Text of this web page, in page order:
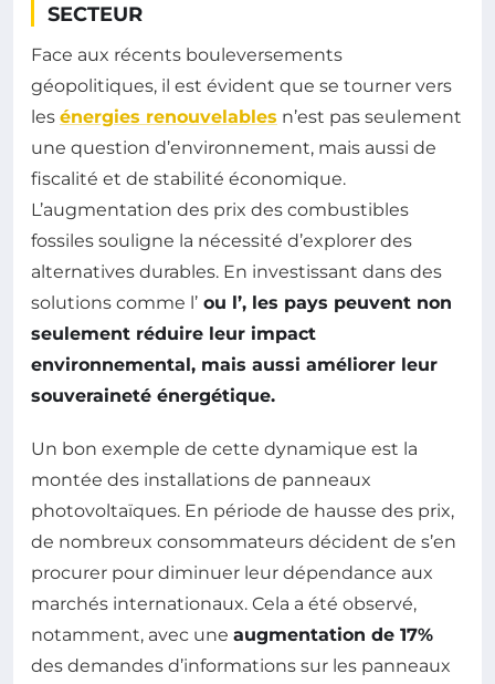
SECTEUR
Face aux récents bouleversements
géopolitiques, il est évident que se tourner vers
les énergies renouvelables n’est pas seulement
une question d’environnement, mais aussi de
fiscalité et de stabilité économique.
L’augmentation des prix des combustibles
fossiles souligne la nécessité d’explorer des
alternatives durables. En investissant dans des
solutions comme l’ ou l’, les pays peuvent non
seulement réduire leur impact
environnemental, mais aussi améliorer leur
souveraineté énergétique.
Un bon exemple de cette dynamique est la
montée des installations de panneaux
photovoltaïques. En période de hausse des prix,
de nombreux consommateurs décident de s’en
procurer pour diminuer leur dépendance aux
marchés internationaux. Cela a été observé,
notamment, avec une augmentation de 17%
des demandes d’informations sur les panneaux